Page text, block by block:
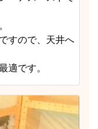
すので、天井へ
適です。